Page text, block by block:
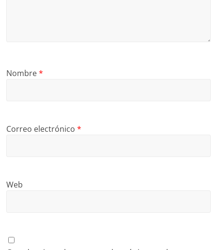
Nombre*
Correo electrónico*
Web